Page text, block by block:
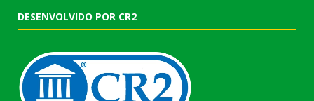
DESENVOLVIDO POR CR2